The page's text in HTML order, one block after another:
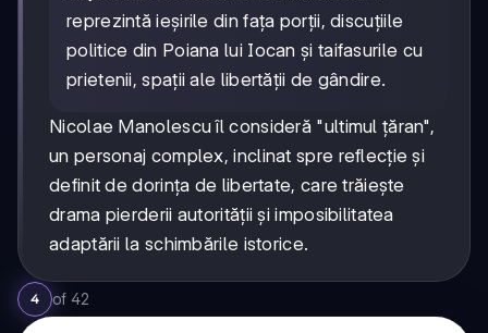
reprezintă ieșirile din fața porții, discuțiile
politice din Poiana lui Iocan și taifasurile cu
prietenii, spații ale libertății de gândire.
Nicolae Manolescu îl consideră "ultimul țăran",
un personaj complex, inclinat spre reflecție și
definit de dorința de libertate, care trăiește
drama pierderii autorității și imposibilitatea
adaptării la schimbările istorice.
4 of 42